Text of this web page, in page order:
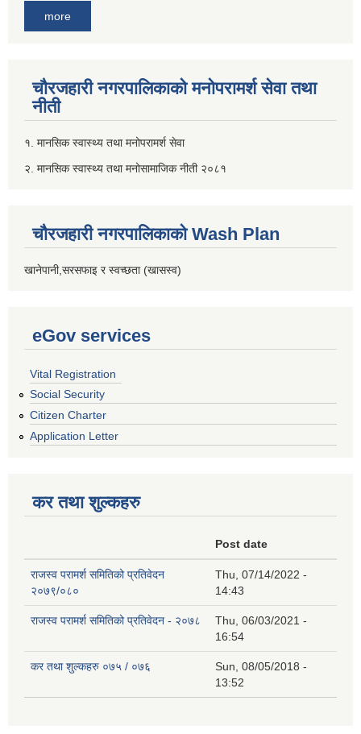
more
चौरजहारी नगरपालिकाको मनोपरामर्श सेवा तथा
नीती
१. मानसिक स्वास्थ्य तथा मनोपरामर्श सेवा
२. मानसिक स्वास्थ्य तथा मनोसामाजिक नीती २०८१
चौरजहारी नगरपालिकाको Wash Plan
खानेपानी,सरसफाइ र स्वच्छता (खासस्व)
eGov services
Vital Registration
Social Security
Citizen Charter
Application Letter
कर तथा शुल्कहरु
Post date
राजस्व परामर्श समितिको प्रतिवेदन
२०७९/०८०
Thu, 07/14/2022 -
14:43
राजस्व परामर्श समितिको प्रतिवेदन - २०७८
Thu, 06/03/2021 -
16:54
कर तथा शुल्कहरु ०७५ / ०७६
Sun, 08/05/2018 -
13:52